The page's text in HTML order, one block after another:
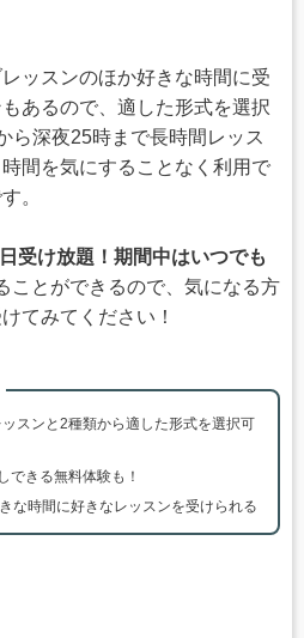
ッスンのほか好きな時間に受
あるので、適した形式を選択
深夜25時まで長時間レッス
間を気にすることなく利用で
。
受け放題！期間中はいつでも
ことができるので、気になる方
てみてください！
スンと2種類から適した形式を選択可
できる無料体験も！
な時間に好きなレッスンを受けられる